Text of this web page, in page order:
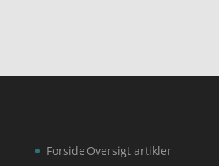
Forside Oversigt artikler